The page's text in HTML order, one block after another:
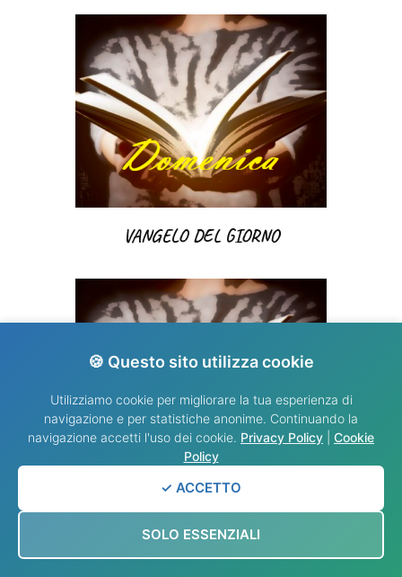
VANGELO DEL GIORNO
VANGELO DEL GIORNO
🍪 Questo sito utilizza cookie
Utilizziamo cookie per migliorare la tua esperienza di
navigazione e per statistiche anonime. Continuando la
navigazione accetti l'uso dei cookie. Privacy Policy
Cookie
Policy
✓ ACCETTO
SOLO ESSENZIALI